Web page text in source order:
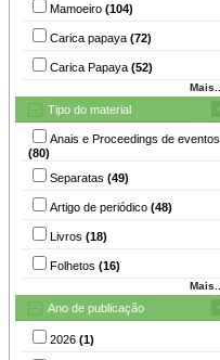
Mamoeiro (104)
Carica papaya (72)
Carica Papaya (52)
Mais...
Tipo do material
Anais e Proceedings de eventos
(80)
Separatas (49)
Artigo de periódico (48)
Livros (18)
Folhetos (16)
Mais...
Ano de publicação
2026 (1)